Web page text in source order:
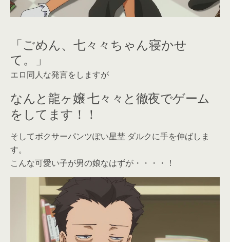
「ごめん、七々々ちゃん寝かせ
て。」
エロ同人な発言をしますが
なんと龍ヶ嬢 七々々と徹夜でゲーム
をしてます！！
そしてボクサーパンツぽい星埜 ダルクに手を伸ばしま
す。
こんな可愛い子が男の娘なはずが・・・・！